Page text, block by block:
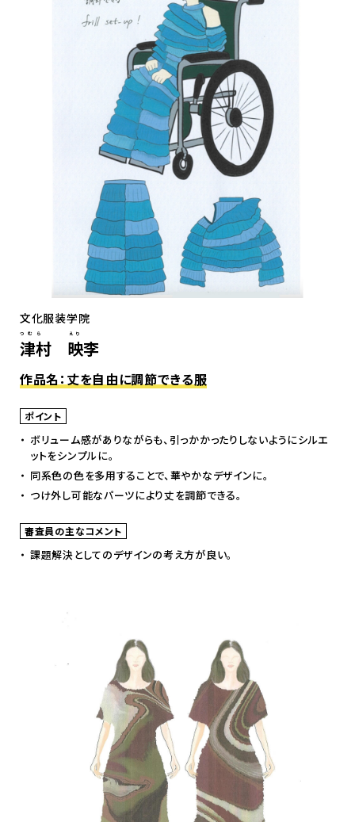
文化服装学院
津村 映李
つむら えり
作品名：丈を自由に調節できる服
ポイント
ボリューム感がありながらも、引っかかったりしないようにシルエ
ットをシンプルに。
同系色の色を多用することで、華やかなデザインに。
つけ外し可能なパーツにより丈を調節できる。
審査員の主なコメント
課題解決としてのデザインの考え方が良い。